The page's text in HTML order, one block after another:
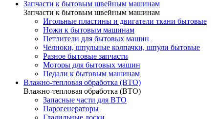
Запчасти к бытовым швейным машинам
Запчасти к бытовым швейным машинам
Игольные пластины и двигатели ткани бытовые
Ножи к бытовым машинам
Петлители для бытовых машин
Челноки, шпульные колпачки, шпули бытовые
Разное бытовые запчасти
Моторы для бытовых машин
Педали к бытовым машинам
Влажно-тепловая обработка (ВТО)
Влажно-тепловая обработка (ВТО)
Запасные части для ВТО
Парогенераторы
Гладильные доски